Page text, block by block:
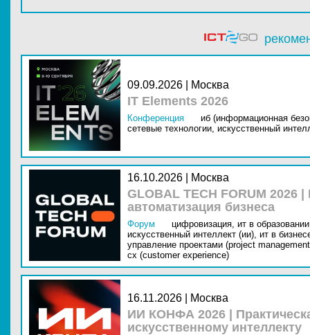
09.09.2026 | Москва
IT Elements 2026
Конференция
иб (информационная
сетевые технологии, искусственный
16.10.2026 | Москва
GLOBAL TECH FORUM
автоматизация бизнеса
Форум цифровизация, ит в
искусственный интеллект (ии), ит в
управление проектами (project
cx (customer experience)
16.11.2026 | Москва
ИИ КОНФА 2026 |
искусственному интеллекту